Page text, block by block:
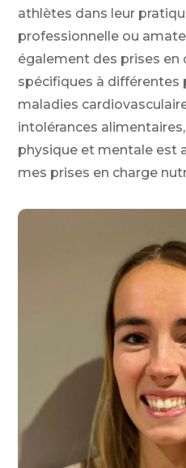
athlètes dans leur
professionnelle ou
également des prises en
spécifiques à différentes
maladies
intolérances
physique et mentale est
mes prises en charge